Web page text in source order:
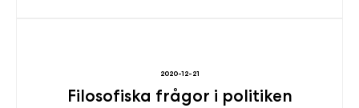
2020-12-21
Filosofiska frågor i politiken